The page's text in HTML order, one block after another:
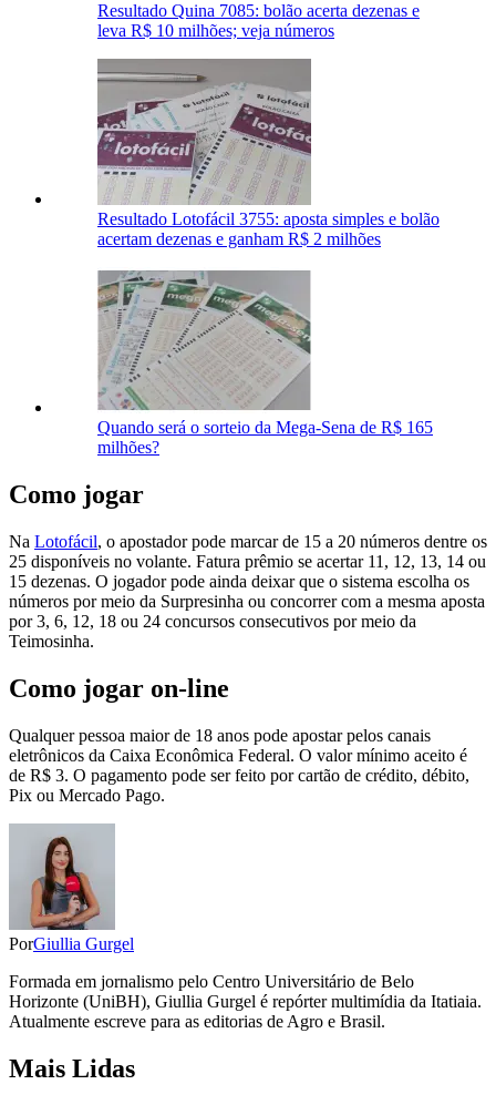
Resultado Quina 7085: bolão acerta dezenas e
leva R$ 10 milhões; veja números
Resultado Lotofácil 3755: aposta simples e bolão
acertam dezenas e ganham R$ 2 milhões
Quando será o sorteio da Mega-Sena de R$ 165
milhões?
Como jogar
Na Lotofácil, o apostador pode marcar de 15 a 20 números dentre os
25 disponíveis no volante. Fatura prêmio se acertar 11, 12, 13, 14 ou
15 dezenas. O jogador pode ainda deixar que o sistema escolha os
números por meio da Surpresinha ou concorrer com a mesma aposta
por 3, 6, 12, 18 ou 24 concursos consecutivos por meio da
Teimosinha.
Como jogar on-line
Qualquer pessoa maior de 18 anos pode apostar pelos canais
eletrônicos da Caixa Econômica Federal. O valor mínimo aceito é
de R$ 3. O pagamento pode ser feito por cartão de crédito, débito,
Pix ou Mercado Pago.
PorGiullia Gurgel
Formada em jornalismo pelo Centro Universitário de Belo
Horizonte (UniBH), Giullia Gurgel é repórter multimídia da Itatiaia.
Atualmente escreve para as editorias de Agro e Brasil.
Mais Lidas